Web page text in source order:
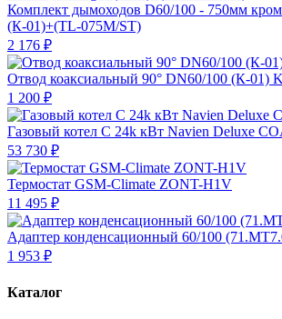
Комплект дымоходов D60/100 - 750мм
(К-01)+(TL-075M/ST)
2 176 ₽
Отвод коаксиальный 90° DN60/100 (К-01)
1 200 ₽
Газовый котел С 24k кВт Navien Deluxe
53 730 ₽
Термостат GSM-Climate ZONT-H1V
11 495 ₽
Адаптер конденсационный 60/100
1 953 ₽
Каталог